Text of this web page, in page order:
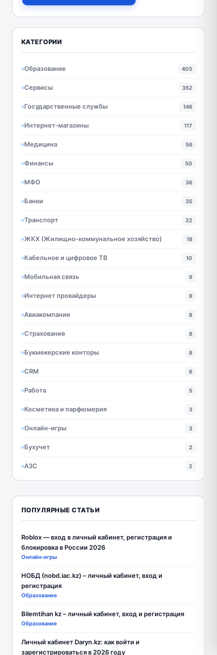
КАТЕГОРИИ
Образование 405
Сервисы 352
Государственные службы 146
Интернет-магазины 117
Медицина 56
Финансы 50
МФО 36
Банки 35
Транспорт 22
ЖКХ (Жилищно-коммунальное хозяйство) 18
Кабельное и цифровое ТВ 10
Мобильная связь 9
Интернет провайдеры 9
Авиакомпании 8
Страхование 8
Букмекерские конторы 8
CRM 6
Работа 5
Косметика и парфюмерия 3
Онлайн-игры 3
Бухучет 2
АЗС 2
ПОПУЛЯРНЫЕ СТАТЬИ
Roblox — вход в личный кабинет, регистрация и
блокировка в России 2026
Онлайн-игры
НОБД (nobd.iac.kz) – личный кабинет, вход и
регистрация
Образование
Bilemtihan kz – личный кабинет, вход и регистрация
Образование
Личный кабинет Daryn.kz: как войти и
зарегистрироваться в 2026 году